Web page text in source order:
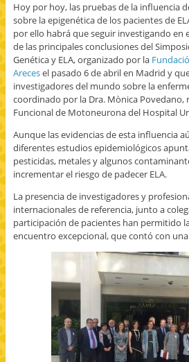
Hoy por hoy, las pruebas de la influencia
sobre la epigenética de los pacientes de
por ello habrá que seguir investigando en
de las principales conclusiones del
Genética y ELA, organizado por la
Arecesel pasado 6 de abril en Madrid y
investigadores del mundo sobre la
coordinado por la Dra. Mònica Povedano,
Funcional de Motoneurona del Hospital
Aunque las evidencias de esta influencia
diferentes estudios epidemiológicos
pesticidas, metales y algunos
incrementar el riesgo de padecer ELA.
La presencia de investigadores y
internacionales de referencia, junto a
participación de pacientes han permitido
encuentro excepcional, que contó con